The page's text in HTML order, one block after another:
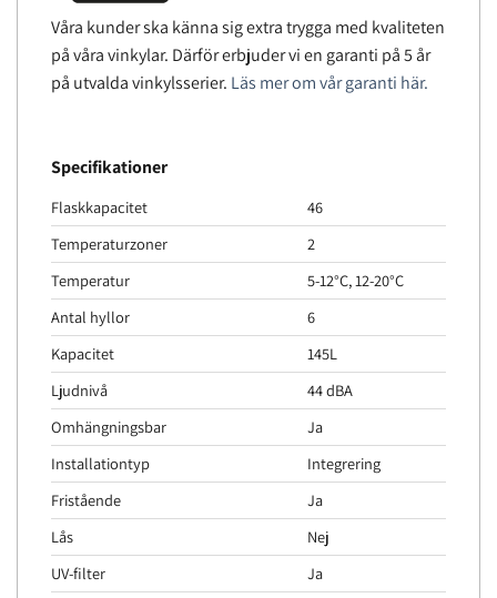
Våra kunder ska känna sig extra trygga med kvaliteten
på våra vinkylar. Därför erbjuder vi en garanti på 5 år
på utvalda vinkylsserier. Läs mer om vår garanti här.
Specifikationer
Flaskkapacitet
46
Temperaturzoner
2
Temperatur
5-12°C, 12-20°C
Antal hyllor
6
Kapacitet
145L
Ljudnivå
44 dBA
Omhängningsbar
Ja
Installationtyp
Integrering
Fristående
Ja
Lås
Nej
UV-filter
Ja